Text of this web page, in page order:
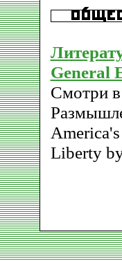
General
Смотри в
Liberty